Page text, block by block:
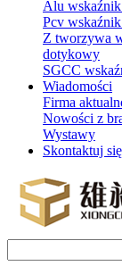
Alu
Pcv
Z tworzywa
dotykowy
SGCC
Wiadomości
Firma
Nowości z
Wystawy
Skontaktuj